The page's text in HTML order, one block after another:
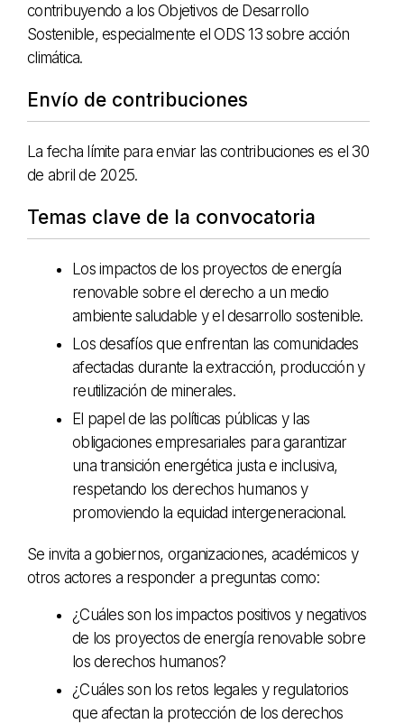
contribuyendo a los Objetivos de Desarrollo
Sostenible, especialmente el ODS 13 sobre acción
climática.
Envío de contribuciones
La fecha límite para enviar las contribuciones es el 30
de abril de 2025.
Temas clave de la convocatoria
Los impactos de los proyectos de energía
renovable sobre el derecho a un medio
ambiente saludable y el desarrollo sostenible.
Los desafíos que enfrentan las comunidades
afectadas durante la extracción, producción y
reutilización de minerales.
El papel de las políticas públicas y las
obligaciones empresariales para garantizar
una transición energética justa e inclusiva,
respetando los derechos humanos y
promoviendo la equidad intergeneracional.
Se invita a gobiernos, organizaciones, académicos y
otros actores a responder a preguntas como:
¿Cuáles son los impactos positivos y negativos
de los proyectos de energía renovable sobre
los derechos humanos?
¿Cuáles son los retos legales y regulatorios
que afectan la protección de los derechos